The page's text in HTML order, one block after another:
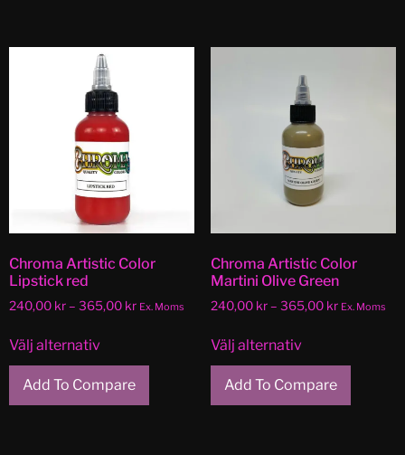
Chroma Artistic Color
Lipstick red
240,00 kr– 365,00 kr Ex. Moms
Välj alternativ
Add To Compare
Chroma Artistic Color
Martini Olive Green
240,00 kr – 365,00 kr Ex. Moms
Välj alternativ
Add To Compare